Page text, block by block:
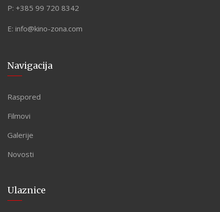
P: +385 99 720 8342
E: info@kino-zona.com
Navigacija
Raspored
Filmovi
Galerije
Novosti
Ulaznice